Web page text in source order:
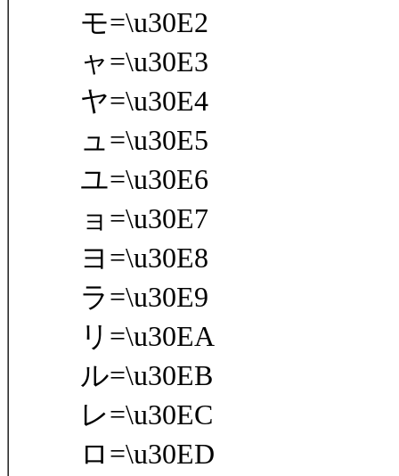
モ=\u30E2
ャ=\u30E3
ヤ=\u30E4
ュ=\u30E5
ユ=\u30E6
ョ=\u30E7
ヨ=\u30E8
ラ=\u30E9
リ=\u30EA
ル=\u30EB
レ=\u30EC
ロ=\u30ED